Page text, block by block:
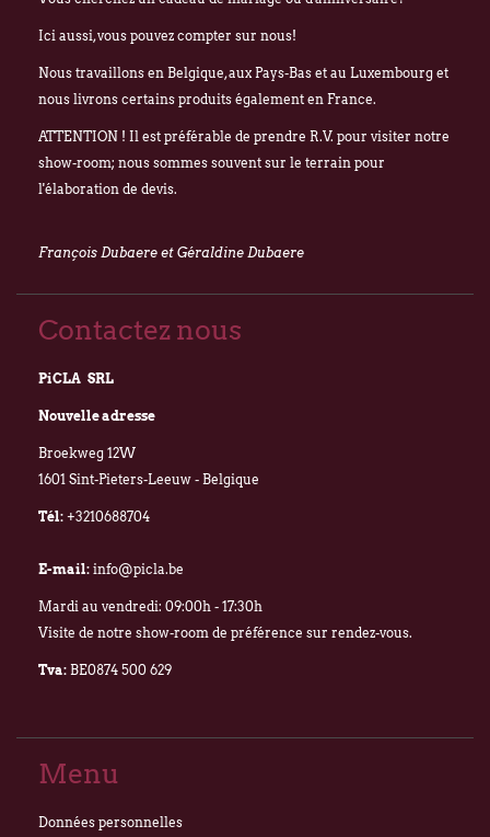
Ici aussi, vous pouvez compter sur nous!
Nous travaillons en Belgique, aux Pays-Bas et au Luxembourg et
nous livrons certains produits également en France.
ATTENTION ! Il est préférable de prendre R.V. pour visiter notre
show-room; nous sommes souvent sur le terrain pour
l'élaboration de devis.
François Dubaere et Géraldine Dubaere
Contactez nous
PiCLA SRL
Nouvelle adresse
Broekweg 12W
1601 Sint-Pieters-Leeuw - Belgique
Tél: +3210688704
E-mail: info@picla.be
Mardi au vendredi: 09:00h - 17:30h
Visite de notre show-room de préférence sur rendez-vous.
Tva: BE0874 500 629
Menu
Données personnelles